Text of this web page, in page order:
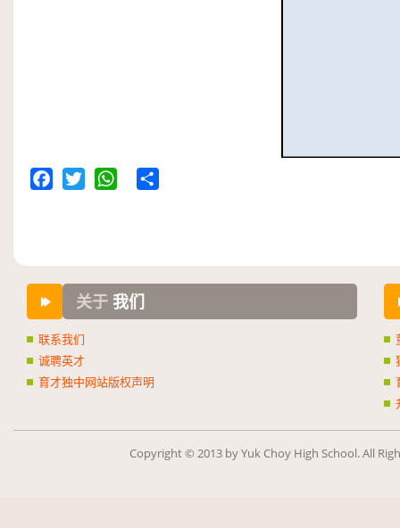
关于 我们
联系我们
诚聘英才
育才独中网站版权声明
Copy­right © 2013 by Yuk Choy High School. All